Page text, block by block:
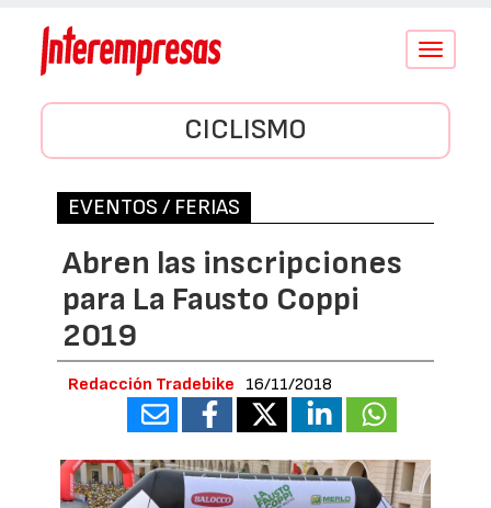
Conmutar
CICLISMO
EVENTOS / FERIAS
Abren las inscripciones
para La Fausto Coppi
2019
Redacción Tradebike 16/11/2018